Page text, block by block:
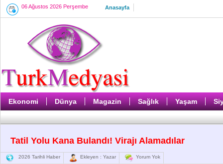
06 Ağustos 2026 Perşembe Anasayfa
Ekonomi Dünya Magazin Sağlık Yaşam
Tatil Yolu Kana Bulandı! Virajı Alamadılar
2026 Tarihli Haber Ekleyen : Yazar Yorum Yok